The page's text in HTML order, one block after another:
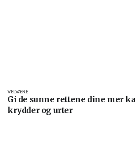
Gi de sunne rettene dine mer
krydder og urter
VELVÆRE